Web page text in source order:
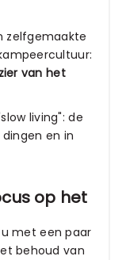
zelfgemaakte
van het
living": de
en in
op het
u met een paar
behoud van